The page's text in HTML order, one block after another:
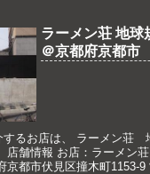
ラーメン荘 地球
＠京都府京都市
するお店は、 ラーメン荘
店舗情報 お店：ラーメン
京都市伏見区撞木町1153-9